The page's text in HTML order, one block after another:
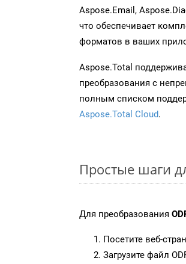
Aspose.Email,
что обеспечивает
форматов в ваших
Aspose.Total
преобразования с
полным списком
Aspose.Total Cloud.
Простые шаги
Для преобразования
Посетите веб-
Загрузите файл